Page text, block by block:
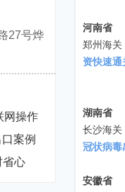
河南省
郑州海关
资快速通
湖南省
长沙海关
冠状病毒
安徽省
网操作
案例
省心
27号烨